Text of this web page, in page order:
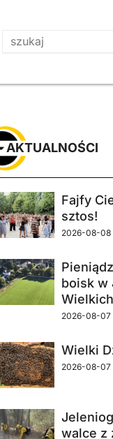
Fajfy
sztos!
2026-08-08
boisk w
2026-08-07
Wielki
2026-08-07
walce z
AKTUALNOŚCI